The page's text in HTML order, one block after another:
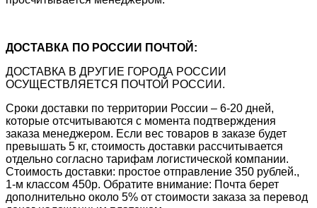
ДОСТАВКА ПО РОССИИ ПОЧТОЙ:
ДОСТАВКА В ДРУГИЕ ГОРОДА РОССИИ
ОСУЩЕСТВЛЯЕТСЯ ПОЧТОЙ РОССИИ.
Сроки доставки по территории России – 6-20 дней,
которые отсчитываются с момента подтверждения
заказа менеджером. Если вес товаров в заказе будет
превышать 5 кг, стоимость доставки рассчитывается
отдельно согласно тарифам логистической компании.
Стоимость доставки: простое отправление 350 рублей.,
1-м классом 450р. Обратите внимание: Почта берет
дополнительно около 5% от стоимости заказа за перевод